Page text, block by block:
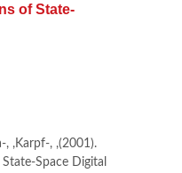
of State-
, ,Karpf-, ,(2001).
Space Digital